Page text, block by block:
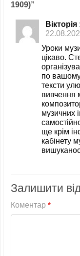
1909)”
Вікторія :
Уроки
цікаво.
по
тексти
вивчення
музичних
ще крім
кабінету
Залишити
Коментар *